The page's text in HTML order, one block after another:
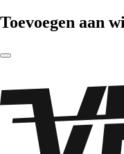
Toevoegen aan